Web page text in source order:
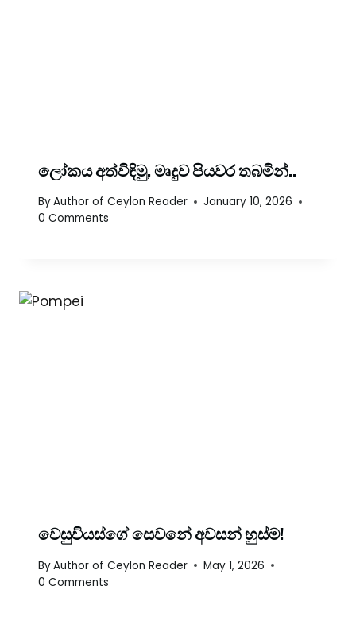
ලෝකය අත්විඳිමු, මෘදුව පියවර තබමින්..
ByAuthor of Ceylon Reader
January 10, 2026
0 Comments
වෙසුවියස්ගේ සෙවනේ අවසන් හුස්ම!
ByAuthor of Ceylon Reader
May 1, 2026
0 Comments